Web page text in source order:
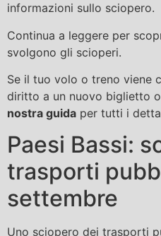
informazioni sullo sciopero.
Continua a leggere per
svolgono gli scioperi.
Se il tuo volo o treno viene
diritto a un nuovo biglietto
nostra guida per tutti i
Paesi Bassi:
trasporti
settembre
Uno sciopero dei trasporti